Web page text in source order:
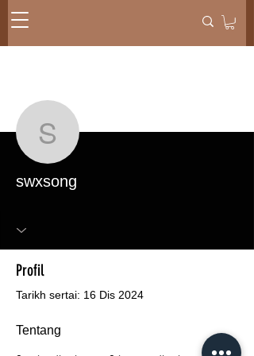
swxsong
swxsong
Profil
Tarikh sertai: 16 Dis 2024
Tentang